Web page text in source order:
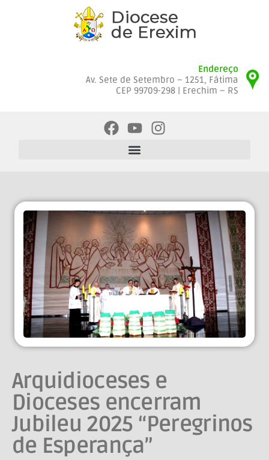
Endereço
Av. Sete de Setembro – 1251, Fátima
CEP 99709-298 | Erechim – RS
Arquidioceses e
Dioceses encerram
Jubileu 2025 “Peregrinos
de Esperança”